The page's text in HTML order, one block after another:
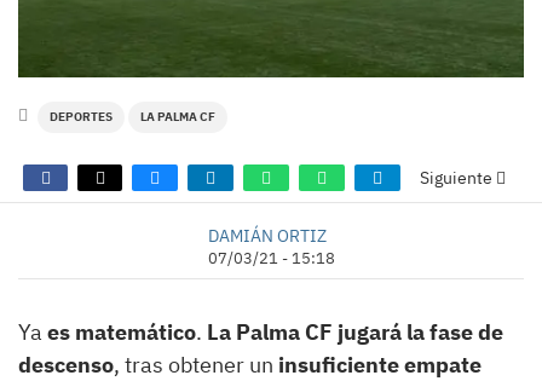
DEPORTES LA PALMA CF
Siguiente
DAMIÁN ORTIZ
07/03/21 - 15:18
Ya es matemático. La Palma CF jugará la fase de
descenso, tras obtener un insuficiente empate